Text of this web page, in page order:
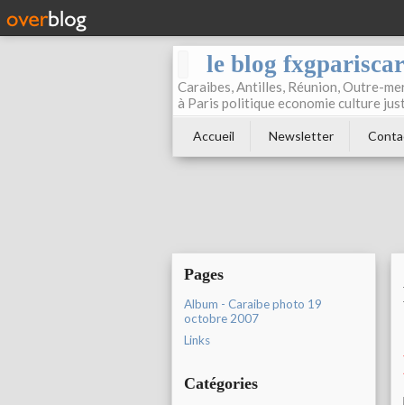
le blog
Caraibes, Antilles, Réunion, Outre-
à Paris politique economie culture
Accueil Newsletter
Pages
Album - Caraibe photo 19
octobre 2007
Links
Catégories